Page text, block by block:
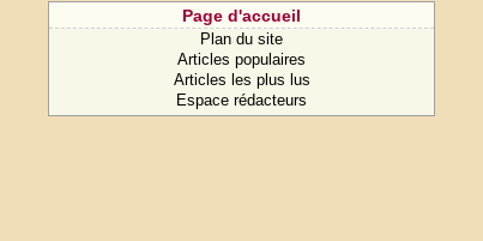
Page d'accueil
Plan du site
Articles populaires
Articles les plus lus
Espace rédacteurs